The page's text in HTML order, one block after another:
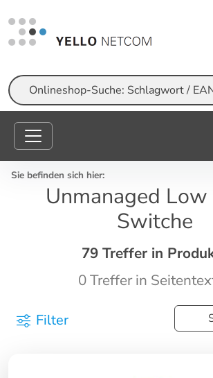
Suche
Sie befinden sich hier:
Unmanaged
Switche
79 Treffer in
0 Treffer in
Filter